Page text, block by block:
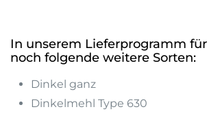
In unserem Lieferprogramm
noch folgende weitere Sorten:
Dinkel ganz
Dinkelmehl Type 630